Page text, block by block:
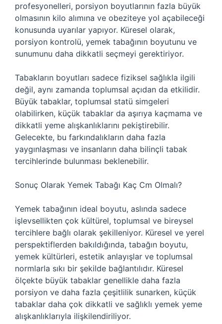
profesyonelleri, porsiyon boyutlarının fazla büyük
olmasının kilo alımına ve obeziteye yol açabileceği
konusunda uyarılar yapıyor. Küresel olarak,
porsiyon kontrolü, yemek tabağının boyutunu ve
sunumunu daha dikkatli seçmeyi gerektiriyor.
Tabakların boyutları sadece fiziksel sağlıkla ilgili
değil, aynı zamanda toplumsal açıdan da etkilidir.
Büyük tabaklar, toplumsal statü simgeleri
olabilirken, küçük tabaklar da aşırıya kaçmama ve
dikkatli yeme alışkanlıklarını pekiştirebilir.
Gelecekte, bu farkındalıkların daha fazla
yaygınlaşması ve insanların daha bilinçli tabak
tercihlerinde bulunması beklenebilir.
Sonuç Olarak Yemek Tabağı Kaç Cm Olmalı?
Yemek tabağının ideal boyutu, aslında sadece
işlevsellikten çok kültürel, toplumsal ve bireysel
tercihlere bağlı olarak şekilleniyor. Küresel ve yerel
perspektiflerden bakıldığında, tabağın boyutu,
yemek kültürleri, estetik anlayışlar ve toplumsal
normlarla sıkı bir şekilde bağlantılıdır. Küresel
ölçekte büyük tabaklar genellikle daha fazla
porsiyon ve daha fazla çeşitlilik sunarken, küçük
tabaklar daha çok dikkatli ve sağlıklı yemek yeme
alışkanlıklarıyla ilişkilendiriliyor.